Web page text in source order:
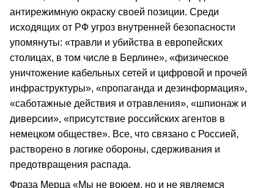
антирежимную окраску своей позиции. Среди
исходящих от РФ угроз внутренней безопасности
упомянуты: «травли и убийства в европейских
столицах, в том числе в Берлине», «физическое
уничтожение кабельных сетей и цифровой и прочей
инфраструктуры», «пропаганда и дезинформация»,
«саботажные действия и отравления», «шпионаж и
диверсии», «присутствие российских агентов в
немецком обществе». Все, что связано с Россией,
растворено в логике обороны, сдерживания и
предотвращения распада.
Фраза Мерца «Мы не воюем, но и не являемся